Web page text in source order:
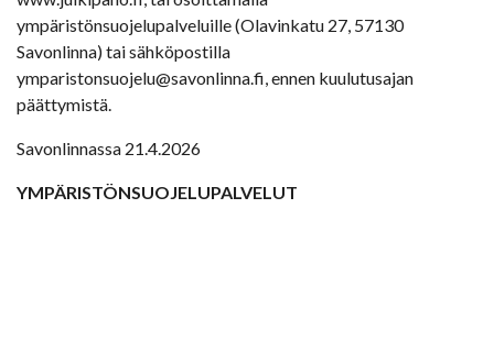
ympäristönsuojelupalveluille (Olavinkatu 27, 57130
Savonlinna) tai sähköpostilla
ymparistonsuojelu@savonlinna.fi, ennen kuulutusajan
päättymistä.
Savonlinnassa 21.4.2026
YMPÄRISTÖNSUOJELUPALVELUT